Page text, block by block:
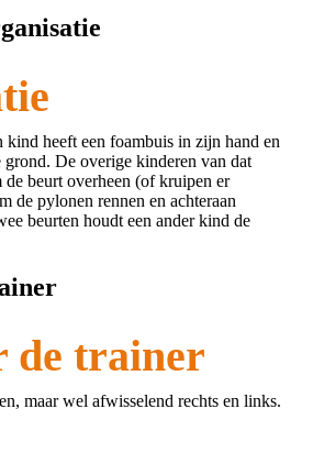
kind heeft een foambuis in zijn hand en
grond. De overige kinderen van dat
de beurt overheen (of kruipen er
de pylonen rennen en achteraan
beurten houdt een ander kind de
de trainer
maar wel afwisselend rechts en links.